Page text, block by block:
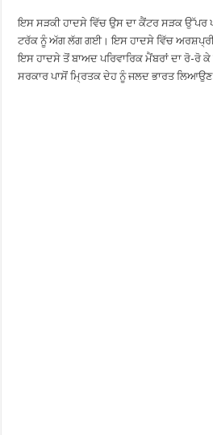
ਇਸ ਸੜਕੀ ਹਾਦਸੇ ਵਿੱਚ ਉਸ ਦਾ ਕੈਂਟਰ ਸੜਕ ਉੱਪਰ
ਟਰੱਕ ਨੂੰ ਅੱਗ ਲੱਗ ਗਈ। ਇਸ ਹਾਦਸੇ ਵਿੱਚ
ਇਸ ਹਾਦਸੇ ਤੋਂ ਬਾਅਦ ਪਰਿਵਾਰਿਕ ਮੈਂਬਰਾਂ ਦਾ ਰੋ-ਰੋ ਕੇ
ਸਰਕਾਰ ਪਾਸੋਂ ਮ੍ਰਿਤਕ ਦੇਹ ਨੂੰ ਜਲਦ ਭਾਰਤ ਲਿਆਉਣ